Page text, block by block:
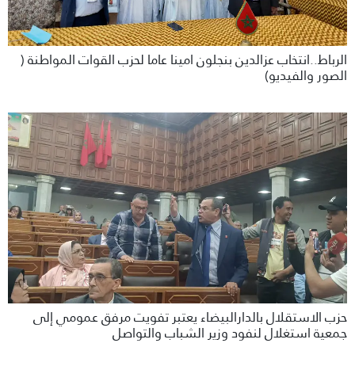
الرباط..انتخاب عزالدين بنجلون امينا عاما لحزب القوات المواطنة (
الصور والفيديو)
حزب الاستقلال بالدارالبيضاء يعتبر تفويت مرفق عمومي إلى
جمعية استغلال لنفود وزير الشباب والتواصل